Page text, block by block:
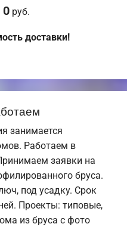
0 руб.
доставки!
занимается
Работаем в
заявки на
бруса.
под усадку. Срок
Проекты: типовые,
из бруса с фото